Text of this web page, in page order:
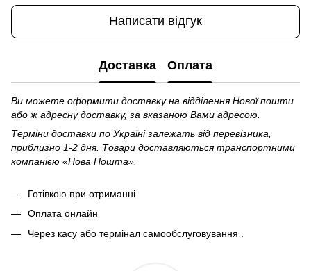
Написати відгук
Доставка Оплата
Ви можете оформити доставку на відділення Нової пошти
або ж адресну доставку, за вказаною Вами адресою.
Терміни доставки по Україні залежать від перевізника,
приблизно 1-2 дня. Товари доставляються транспортними
компанією «Нова Пошта».
Готівкою при отриманні.
Оплата онлайн
Через касу або термінал самообслуговування .